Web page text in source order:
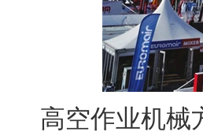
高空作业机械